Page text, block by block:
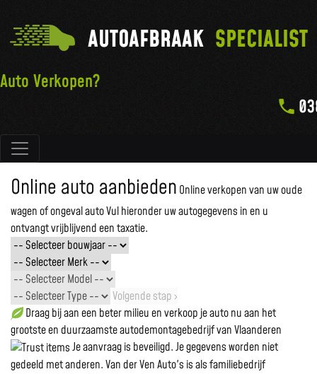
Hoofdnavigatie
AUTOAFBRAAK SPECIALIST
Auto Verkopen?
Online auto aanbieden Online verkopen van uw oude
wagen of ongeval autoVul hieronder uw autogegevens in en u
ontvangt vrijblijvend een taxatie.
Volgende stap ›
Draag bij aan een beter milieu en verkoop je auto nu aan het
grootste en duurzaamste autodemontagebedrijf van Vlaanderen
Je aanvraag is beveiligd. Je gegevens worden niet
gedeeld met anderen. Van der Ven Auto's is als familiebedrijf